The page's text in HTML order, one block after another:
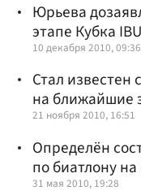
Юрьева
этапе Кубка IBU
10 декабря 2010, 09:36
Стал известен
на ближайшие
21 ноября 2010, 16:51
Определён
по биатлону
31 мая 2010, 19:28